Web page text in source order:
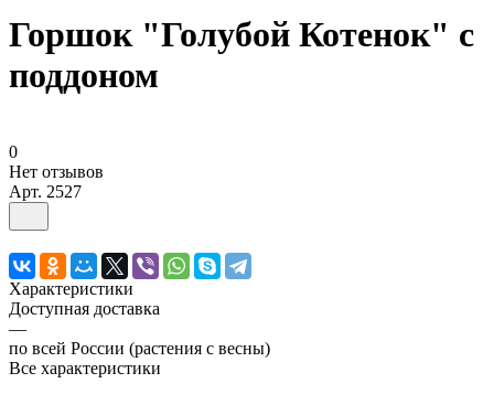
Горшок "Голубой Котенок" с
поддоном
0
Нет отзывов
Арт. 2527
Характеристики
Доступная доставка
—
по всей России (растения с весны)
Все характеристики